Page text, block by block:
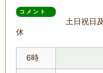
コメント
土日祝日
休
6時